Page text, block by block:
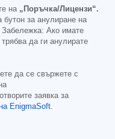
на „Поръчка/Лицензи“.
за анулиране на
Ако имате
да ги анулирате
да се свържете с
заявка за
EnigmaSoft.